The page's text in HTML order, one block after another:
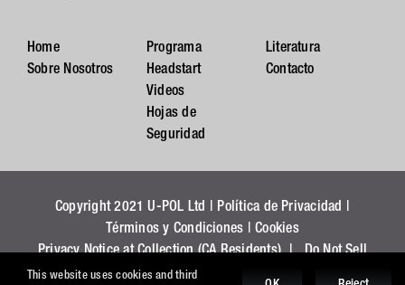
Home
Sobre Nosotros
Programa
Headstart
Videos
Hojas de
Seguridad
Literatura
Contacto
Copyright 2021 U-POL Ltd | Política de Privacidad
Términos y Condiciones |Cookies
Privacy Notice at Collection (CA Residents)| Do Not Sell
My Personal Information (CA Residents)
This website uses cookies and third